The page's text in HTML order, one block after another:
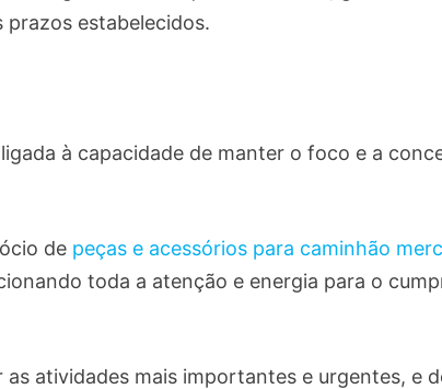
estabelecidos.
à capacidade de manter o foco e a
de peças e acessórios para caminhão
toda a atenção e energia para o
atividades mais importantes e urgentes, e